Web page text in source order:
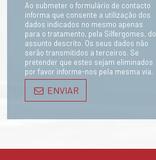
Ao submeter o formulário de contacto
informa que consente a utilização dos
dados indicados no mesmo apenas
para o tratamento, pela Silfergomes, do
assunto descrito. Os seus dados não
serão transmitidos a terceiros. Se
pretender que estes sejam eliminados
por favor informe-nos pela mesma via.
ENVIAR